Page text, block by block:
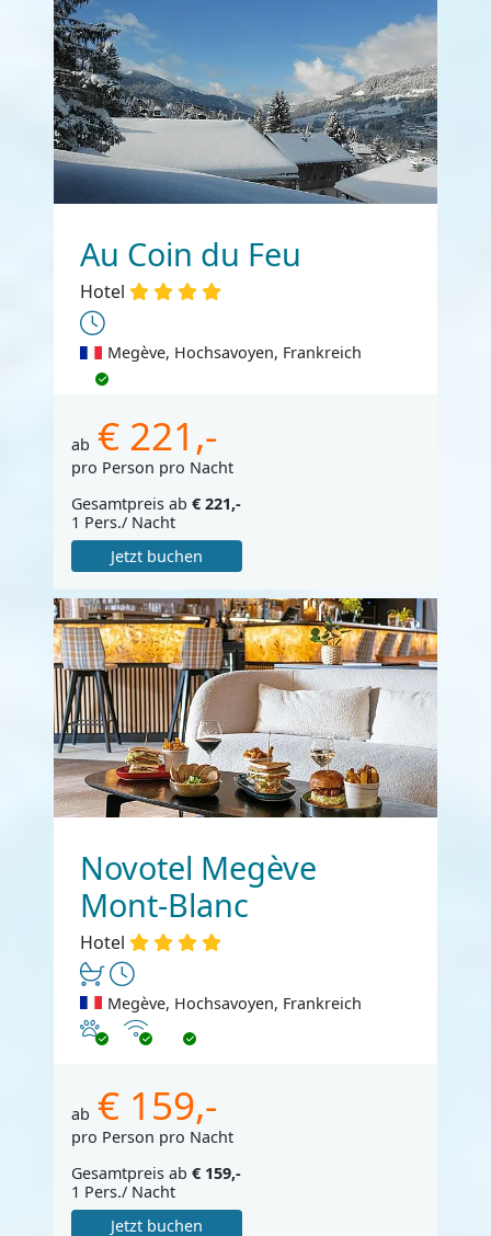
Au Coin du Feu
Hotel
Megève, Hochsavoyen, Frankreich
ab € 221,-
pro Person pro Nacht
Gesamtpreis ab € 221,-
1 Pers./ Nacht
Jetzt buchen
Novotel Megève
Mont-Blanc
Hotel
Megève, Hochsavoyen, Frankreich
Haustiere erlaubt
Internet
ab € 159,-
pro Person pro Nacht
Gesamtpreis ab € 159,-
1 Pers./ Nacht
Jetzt buchen